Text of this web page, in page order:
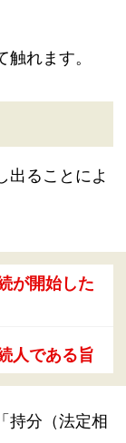
れます。
出ることによ
が開始した
人である旨
持分（法定相